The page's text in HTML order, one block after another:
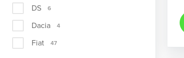
DS 6
Dacia 4
Fiat 47